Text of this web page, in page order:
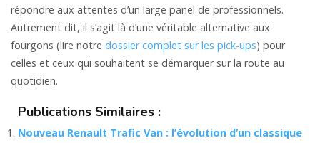
répondre aux attentes d’un large panel de professionnels.
Autrement dit, il s’agit là d’une véritable alternative aux
fourgons (lire notre dossier complet sur les pick-ups) pour
celles et ceux qui souhaitent se démarquer sur la route au
quotidien.
Publications Similaires :
Nouveau Renault Trafic Van : l’évolution d’un classique